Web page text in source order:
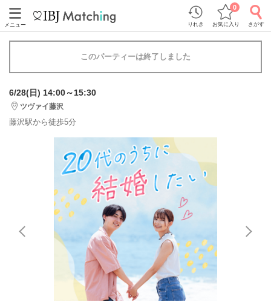
メニュー りれき お気に入り
0
さがす
このパーティーは終了しました
6/28(日) 14:00～15:30
ツヴァイ藤沢
藤沢駅から徒歩5分